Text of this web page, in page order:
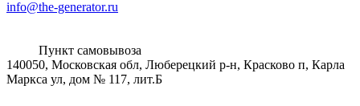
info@the-generator.ru
Пункт самовывоза
140050, Московская обл, Люберецкий р-н, Красково п, Карла
Маркса ул, дом № 117, лит.Б